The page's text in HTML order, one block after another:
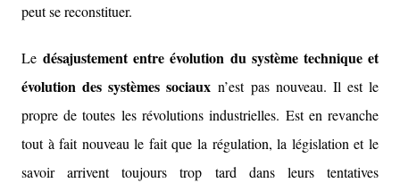
peut se reconstituer.
Ledésajustement entre évolution du système technique et
évolution des systèmes sociaux n’est pas nouveau. Il est le
propre de toutes les révolutions industrielles. Est en revanche
tout à fait nouveau le fait que la régulation, la législation et le
savoir arrivent toujours trop tard dans leurs tentatives